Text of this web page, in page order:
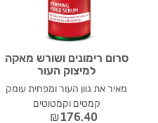
סרום רימונים ושורש מאקה
למיצוק העור
מאיר את גוון העור ומפחית עומק
קמטים וקמטוטים
₪176.40